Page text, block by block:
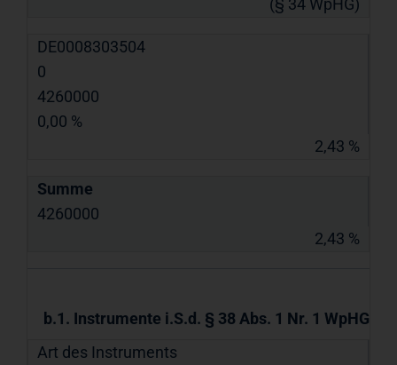
(§ 34 WpHG)
DE0008303504
0
4260000
0,00 %
2,43 %
Summe
4260000
2,43 %
b.1. Instrumente i.S.d. § 38 Abs. 1 Nr. 1 WpHG
Art des Instruments